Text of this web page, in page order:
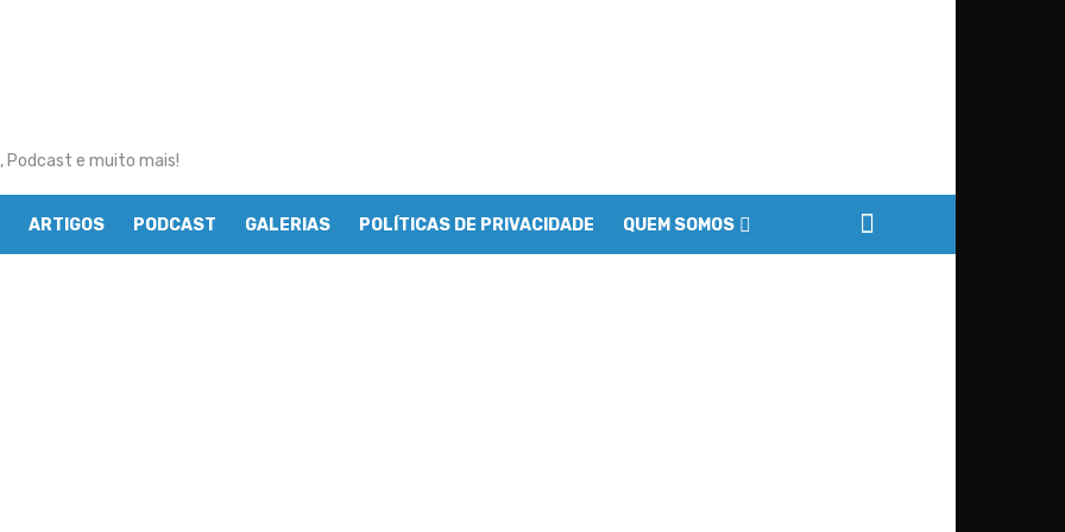
Podcast e muito mais!
ARTIGOS PODCAST GALERIAS POLÍTICAS DE PRIVACIDADE QUEM SOMOS